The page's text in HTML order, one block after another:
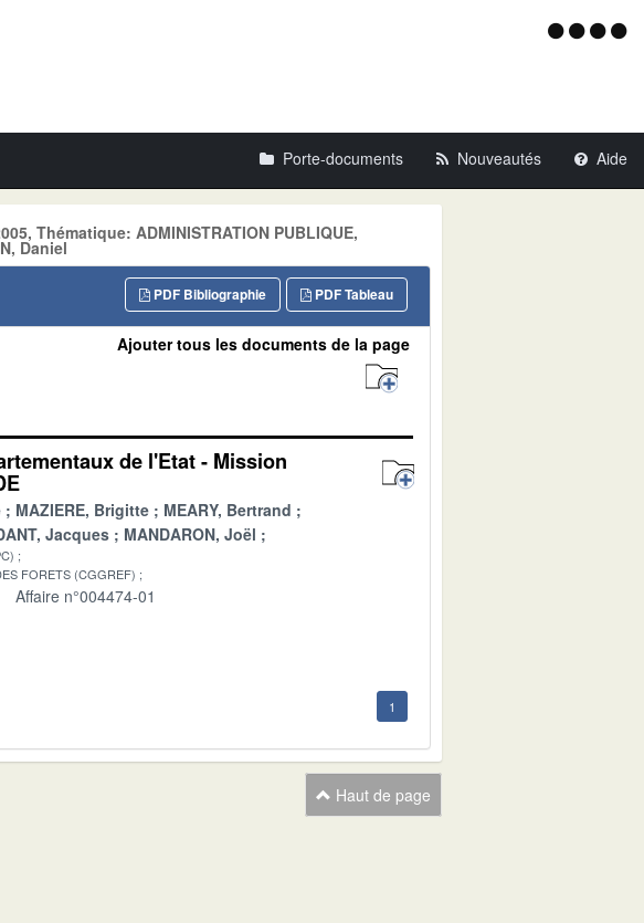
Menu
Porte-documents Nouveautés Aide
Thématique: ADMINISTRATION PUBLIQUE,
Daniel
PDF Tableau
PDF Bibliographie
Ajouter tous les documents de la page
de l'Etat - Mission
MAZIERE, Brigitte
MEARY, Bertrand
Jacques MANDARON, Joël
FORETS (CGGREF)
Affaire n°004474-01
1
Haut de page